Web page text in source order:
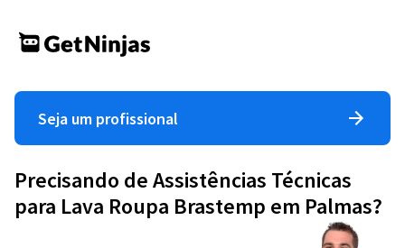
Seja um profissional
Precisando de Assistências Técnicas
para Lava Roupa Brastemp em Palmas?